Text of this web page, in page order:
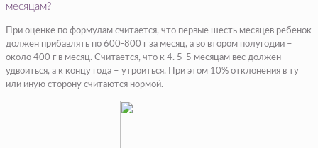
месяцам?
При оценке по формулам считается, что первые шесть месяцев ребенок
должен прибавлять по 600-800 г за месяц, а во втором полугодии –
около 400 г в месяц. Считается, что к 4. 5-5 месяцам вес должен
удвоиться, а к концу года – утроиться. При этом 10% отклонения в ту
или иную сторону считаются нормой.